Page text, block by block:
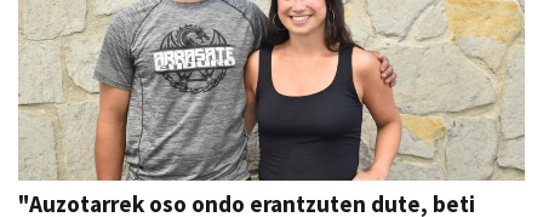
"Auzotarrek oso ondo erantzuten dute, beti